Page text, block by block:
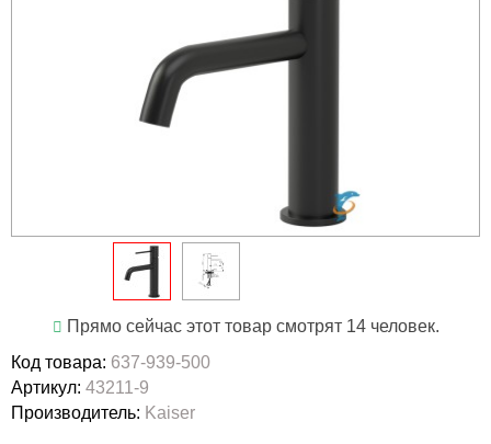
Прямо сейчас этот товар смотрят 14 человек.
Код товара: 637-939-500
Артикул: 43211-9
Производитель: Kaiser